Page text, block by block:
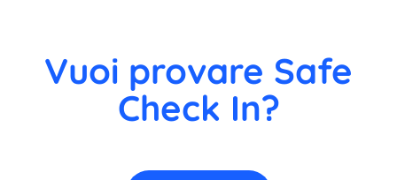
Vuoi provare Safe
Check In?